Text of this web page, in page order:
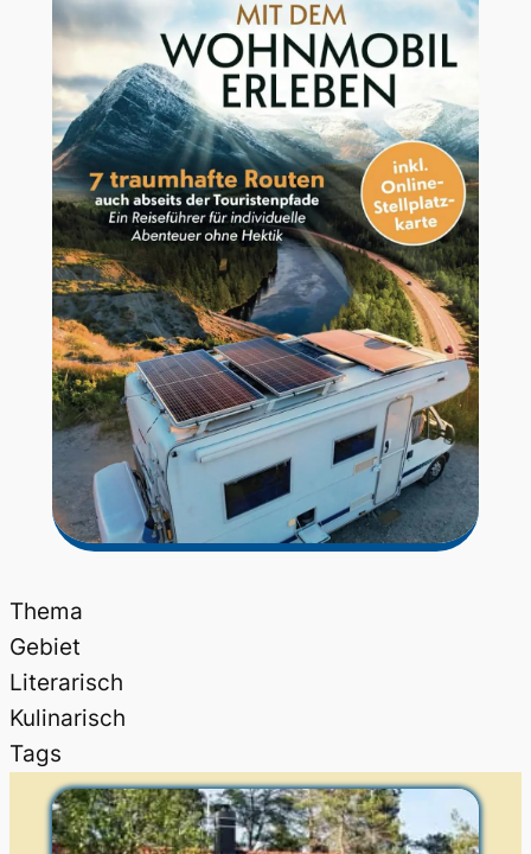
Thema
Gebiet
Literarisch
Kulinarisch
Tags